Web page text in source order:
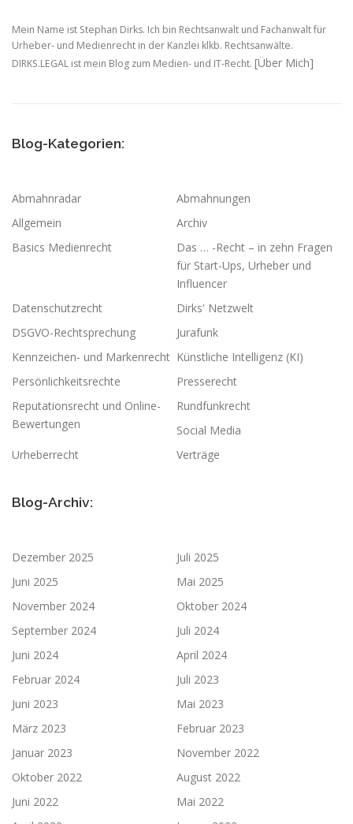
Mein Name ist Stephan Dirks. Ich bin Rechtsanwalt und Fachanwalt für
Urheber- und Medienrecht in der Kanzlei klkb. Rechtsanwälte.
DIRKS.LEGAL ist mein Blog zum Medien- und IT-Recht. [Über Mich]
Blog-Kategorien:
Abmahnradar
Abmahnungen
Allgemein
Archiv
Basics Medienrecht
Das … -Recht – in zehn Fragen
für Start-Ups, Urheber und
Influencer
Datenschutzrecht
Dirks' Netzwelt
DSGVO-Rechtsprechung
Jurafunk
Kennzeichen- und Markenrecht Künstliche Intelligenz (KI)
Persönlichkeitsrechte
Presserecht
Reputationsrecht und Online-
Bewertungen
Rundfunkrecht
Social Media
Urheberrecht
Verträge
Blog-Archiv:
Dezember 2025
Juli 2025
Juni 2025
Mai 2025
November 2024
Oktober 2024
September 2024
Juli 2024
Juni 2024
April 2024
Februar 2024
Juli 2023
Juni 2023
Mai 2023
März 2023
Februar 2023
Januar 2023
November 2022
Oktober 2022
August 2022
Juni 2022
Mai 2022